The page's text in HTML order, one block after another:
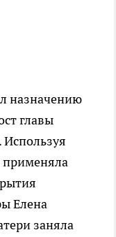
назначению
главы
применяла
Елена
заняла